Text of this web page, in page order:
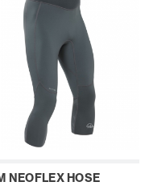
NEOFLEX HOSE